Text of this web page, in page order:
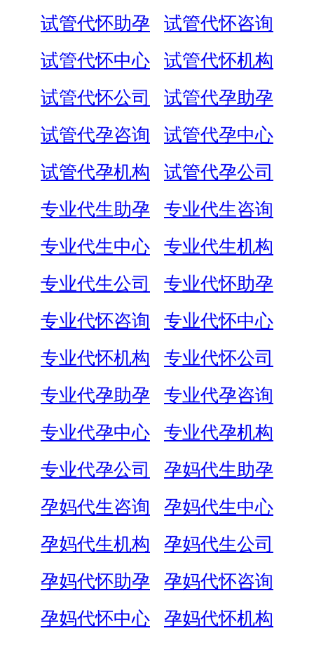
试管代怀助孕
试管代怀咨询
试管代怀中心
试管代怀机构
试管代怀公司
试管代孕助孕
试管代孕咨询
试管代孕中心
试管代孕机构
试管代孕公司
专业代生助孕
专业代生咨询
专业代生中心
专业代生机构
专业代生公司
专业代怀助孕
专业代怀咨询
专业代怀中心
专业代怀机构
专业代怀公司
专业代孕助孕
专业代孕咨询
专业代孕中心
专业代孕机构
专业代孕公司
孕妈代生助孕
孕妈代生咨询
孕妈代生中心
孕妈代生机构
孕妈代生公司
孕妈代怀助孕
孕妈代怀咨询
孕妈代怀中心
孕妈代怀机构